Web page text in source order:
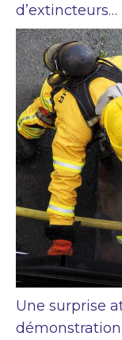
d’extincteurs…
Une surprise